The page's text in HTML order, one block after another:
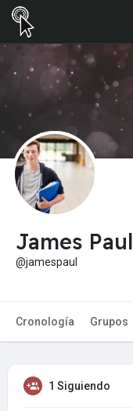
James Paul
@jamespaul
Cronología Grupos
1 Siguiendo